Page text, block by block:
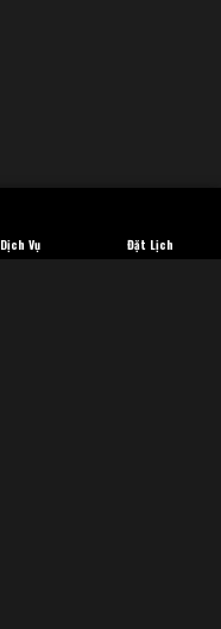
Đặt Lịch
Dịch Vụ